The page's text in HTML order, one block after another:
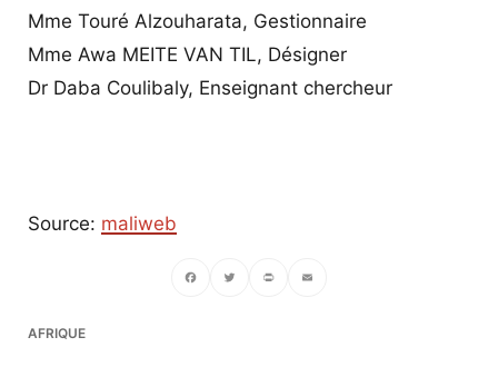
Mme Touré Alzouharata, Gestionnaire
Mme Awa MEITE VAN TIL, Désigner
Dr Daba Coulibaly, Enseignant chercheur
Source: maliweb
AFRIQUE